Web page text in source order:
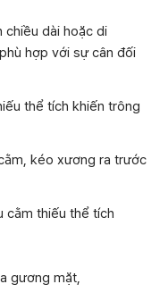
chiều dài hoặc di
hợp với sự cân đối
thể tích khiến trông
kéo xương ra trước
cằm thiếu thể tích
gương mặt,